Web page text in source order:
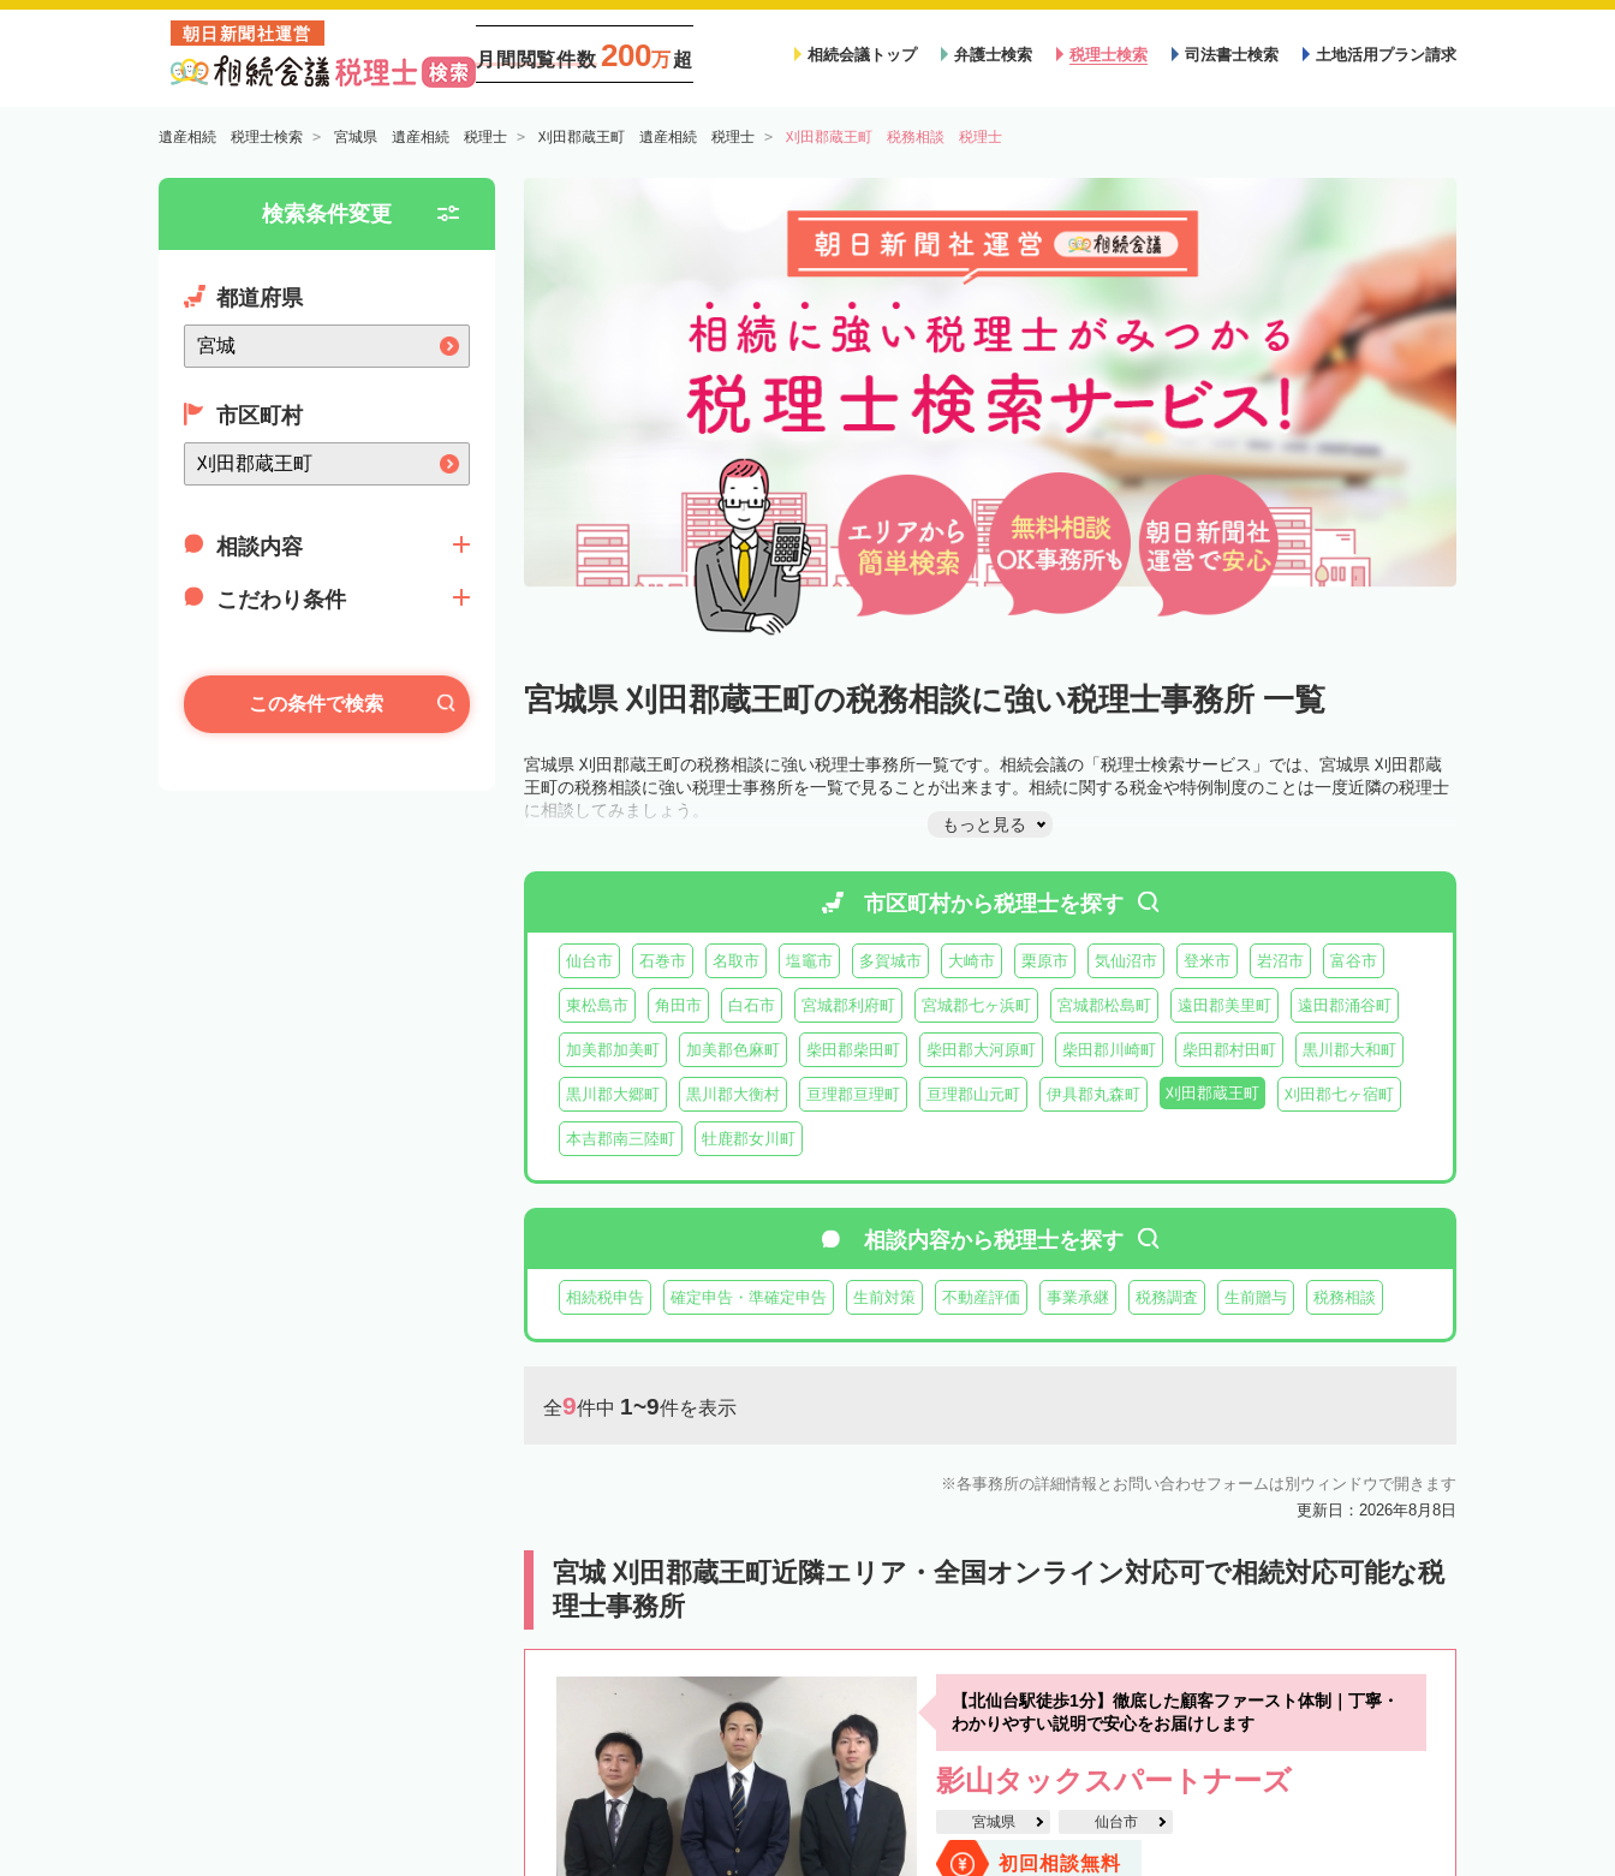
朝日新聞社運営
月間閲覧件数 200万超 相続会議トップ 弁護士検索 税理士検索 司法書士検索 土地活用プラン請求
遺産相続 税理士検索 宮城県 遺産相続 税理士 刈田郡蔵王町 遺産相続 税理士 刈田郡蔵王町 税務相談 税理士
検索条件変更
都道府県
市区町村
相談内容
こだわり条件
この条件で検索 宮城県 刈田郡蔵王町の税務相談に強い税理士事務所 一覧
宮城県 刈田郡蔵王町の税務相談に強い税理士事務所一覧です。相続会議の「税理士検索サービス」では、宮城県 刈田郡蔵
王町の税務相談に強い税理士事務所を一覧で見ることが出来ます。相続に関する税金や特例制度のことは一度近隣の税理士
に相談してみましょう。
もっと見る
市区町村から税理士を探す
仙台市 石巻市 名取市 塩竈市 多賀城市 大崎市 栗原市 気仙沼市 登米市 岩沼市 富谷市
東松島市 角田市 白石市 宮城郡利府町 宮城郡七ヶ浜町 宮城郡松島町 遠田郡美里町 遠田郡涌谷町
加美郡加美町 加美郡色麻町 柴田郡柴田町 柴田郡大河原町 柴田郡川崎町 柴田郡村田町 黒川郡大和町
黒川郡大郷町 黒川郡大衡村 亘理郡亘理町 亘理郡山元町 伊具郡丸森町 刈田郡蔵王町 刈田郡七ヶ宿町
本吉郡南三陸町 牡鹿郡女川町
相談内容から税理士を探す
相続税申告 確定申告・準確定申告 生前対策 不動産評価 事業承継 税務調査 生前贈与 税務相談
全9件中 1~9件を表示
各事務所の詳細情報とお問い合わせフォームは別ウィンドウで開きます
更新日：2026年8月8日
宮城 刈田郡蔵王町近隣エリア・全国オンライン対応可で相続対応可能な税
理士事務所
【北仙台駅徒歩1分】徹底した顧客ファースト体制｜丁寧・
わかりやすい説明で安心をお届けします
影山タックスパートナーズ
宮城県 仙台市
初回相談無料